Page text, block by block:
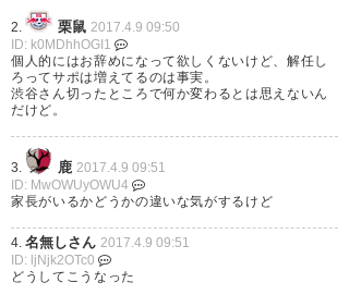
刻まれた伝説のセホーン監督
は、開幕から公式戦５連敗で解
任。 もしかしてセホーン監督超
えの可能性が微レ存？ #jleague
— ズバロウ (z860)
監督変えてどうにかなるとは思
渋谷監督！まだやるべき事を全
部やってはいません！大宮には
「やれる若手」がまだまだ居
る！まずは彼らに賭けてみる事
だって出来るはず！！ #ardija
— akm001 (akm001)
8
2. 栗鼠 2017.4.9 09:50
ID: k0MDhhOGI1
個人的にはお辞めになって欲しくないけど、解任し
ろってサポは増えてるのは事実。
渋谷さん切ったところで何か変わるとは思えないん
だけど。
3. 鹿 2017.4.9 09:51
ID: MwOWUyOWU4
家長がいるかどうかの違いな気がするけど
4. 名無しさん 2017.4.9 09:51
ID: ljNjk2OTc0
どうしてこうなった